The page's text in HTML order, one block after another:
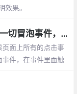
果。
载入的iframe页面会挡住父级页面一切冒泡事件，怎么破?
面上所有的点击事
件，在事件里面触